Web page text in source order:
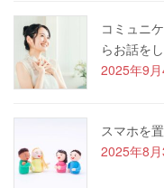
コミュニ
らお話を
2025年9月
スマホを
2025年8